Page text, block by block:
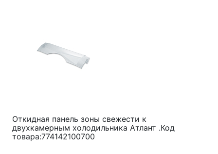
Откидная панель зоны свежести к
двухкамерным холодильника Атлант .Код
товара:774142100700